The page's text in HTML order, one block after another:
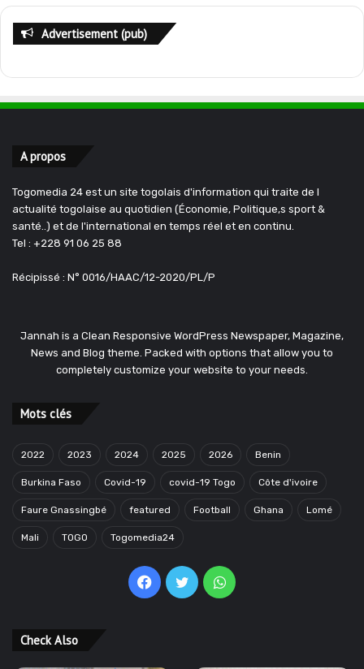
Advertisement (pub)
A propos
Togomedia 24 est un site togolais d'information qui traite de l
actualité togolaise au quotidien (Économie, Politique,s sport &
santé..) et de l'international en temps réel et en continu.
Tel : +228 91 06 25 88
Récipissé : N° 0016/HAAC/12-2020/PL/P
Jannah is a Clean Responsive WordPress Newspaper, Magazine,
News and Blog theme. Packed with options that allow you to
completely customize your website to your needs.
Mots clés
2022 2023 2024 2025 2026 Benin
Burkina Faso Covid-19 covid-19 Togo Côte d'ivoire
Faure Gnassingbé featured Football Ghana Lomé
Mali TOGO Togomedia24
Facebook
TwitterWhatsApp
Check Also